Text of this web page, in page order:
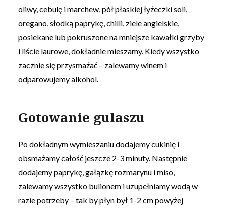
oliwy, cebulę i marchew, pół płaskiej łyżeczki soli,
oregano, słodką paprykę, chilli, ziele angielskie,
posiekane lub pokruszone na mniejsze kawałki grzyby
i liście laurowe, dokładnie mieszamy. Kiedy wszystko
zacznie się przysmażać – zalewamy winem i
odparowujemy alkohol.
Gotowanie gulaszu
Po dokładnym wymieszaniu dodajemy cukinię i
obsmażamy całość jeszcze 2-3 minuty. Następnie
dodajemy paprykę, gałązkę rozmarynu i miso,
zalewamy wszystko bulionem i uzupełniamy wodą w
razie potrzeby – tak by płyn był 1-2 cm powyżej